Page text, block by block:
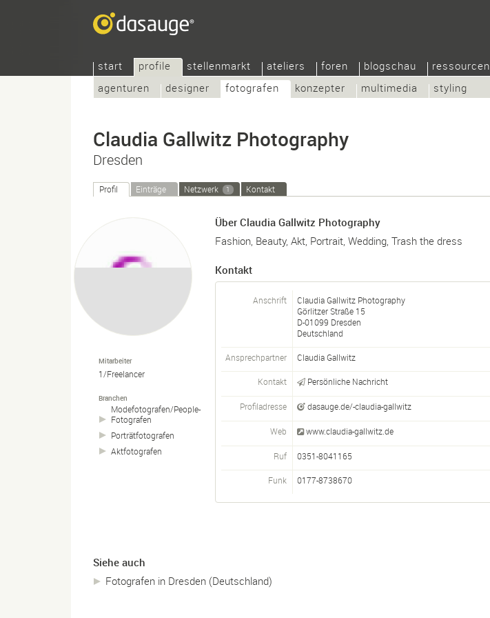
start
profile
agenturen
designer fotografen konzepter multimedia styling
stellenmarkt ateliers foren blogschau ressourcen
Claudia Gallwitz Photography
Dresden
Profil Einträge Netzwerk 1 Kontakt
Mitarbeiter
1/Freelancer
Branchen
Modefotografen/People-
Fotografen
Porträtfotografen
Aktfotografen
Über Claudia Gallwitz Photography
Fashion, Beauty, Akt, Portrait, Wedding, Trash the dress
Kontakt
Anschrift
Claudia Gallwitz Photography
Görlitzer Straße 15
D-01099 Dresden
Deutschland
Ansprechpartner Claudia Gallwitz
Kontakt Persönliche Nachricht
Profiladresse dasauge.de/-claudia-gallwitz
Web www.claudia-gallwitz.de
Ruf 0351-8041165
Funk 0177-8738670
Siehe auch
Fotografen in Dresden (Deutschland)